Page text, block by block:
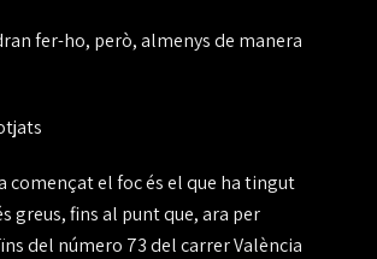
fer-ho, però, almenys de manera
començat el foc és el que ha tingut
greus, fins al punt que, ara per
del número 73 del carrer València